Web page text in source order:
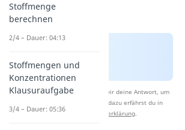
Nach Beantwortung speichern wir deine Antwort, um
Studyflix zu verbessern. Mehr dazu erfährst du in
unserer
Datenschutzerklärung.
Stoffmenge
berechnen
2/4 – Dauer: 04:13
Stoffmengen und
Konzentrationen
Klausuraufgabe
3/4 – Dauer: 05:36